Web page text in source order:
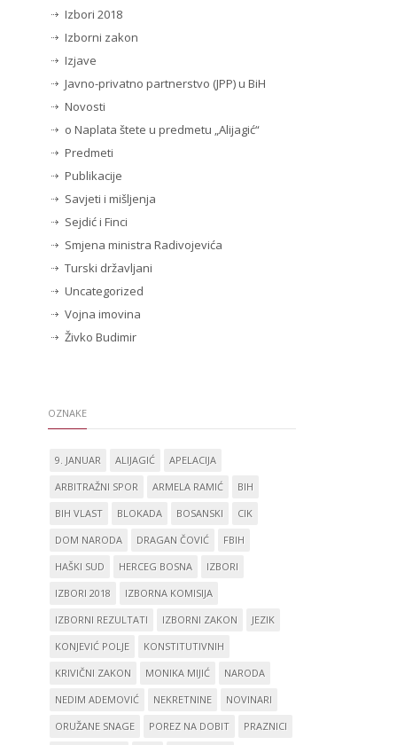
Izbori 2018
Izborni zakon
Izjave
Javno-privatno partnerstvo (JPP) u BiH
Novosti
o Naplata štete u predmetu „Alijagić“
Predmeti
Publikacije
Savjeti i mišljenja
Sejdić i Finci
Smjena ministra Radivojevića
Turski državljani
Uncategorized
Vojna imovina
Živko Budimir
OZNAKE
9. JANUAR ALIJAGIĆ
APELACIJA
ARBITRAŽNI SPOR
ARMELA RAMIĆ
BIH
BIH VLAST
BLOKADA BOSANSKI
CIK
DOM NARODA
DRAGAN ČOVIĆ
FBIH
HAŠKI SUD
HERCEG BOSNA
IZBORI
IZBORI 2018
IZBORNA KOMISIJA
IZBORNI REZULTATI
IZBORNI ZAKON
JEZIK
KONJEVIĆ POLJE
KONSTITUTIVNIH
KRIVIČNI ZAKON
MONIKA MIJIĆ
NARODA
NEDIM ADEMOVIĆ
NEKRETNINE
NOVINARI
ORUŽANE SNAGE
POREZ NA DOBIT
PRAZNICI